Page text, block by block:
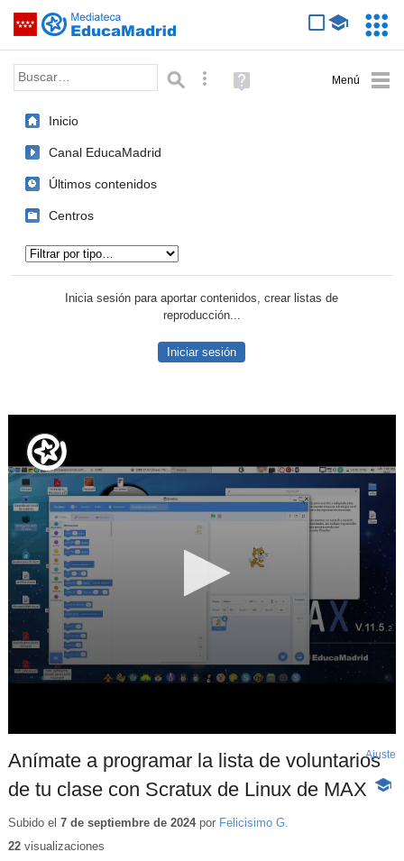
Saltar navegación
Palabra o frase: Búsqueda avanzada
Ayuda
(en
Inicio
Canal EducaMadrid
Últimos contenidos
Centros
Inicia sesión para aportar contenidos, crear listas de
reproducción...
Iniciar sesión
Anímate a programar la lista de voluntarios
de tu clase con Scratux de Linux de MAX
-
Ajuste
Subido el 7 de septiembre de 2024por Felicisimo G.
22visualizaciones